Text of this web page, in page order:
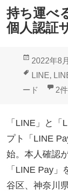
持ち運べ
個人認証
投
稿
日:
2022年8
タ
グ
LINE,
ード
持
2
「LINE」と「
プト「LINE
始。本人確認
「LINE Pay
谷区、神奈川